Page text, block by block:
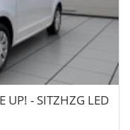
- SITZHZG LED